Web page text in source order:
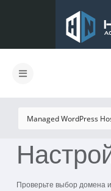
Проверьте выбор домена